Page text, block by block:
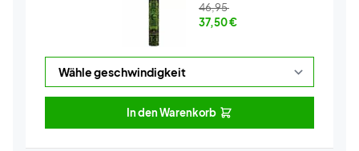
46,95
37,50€
In den Warenkorb